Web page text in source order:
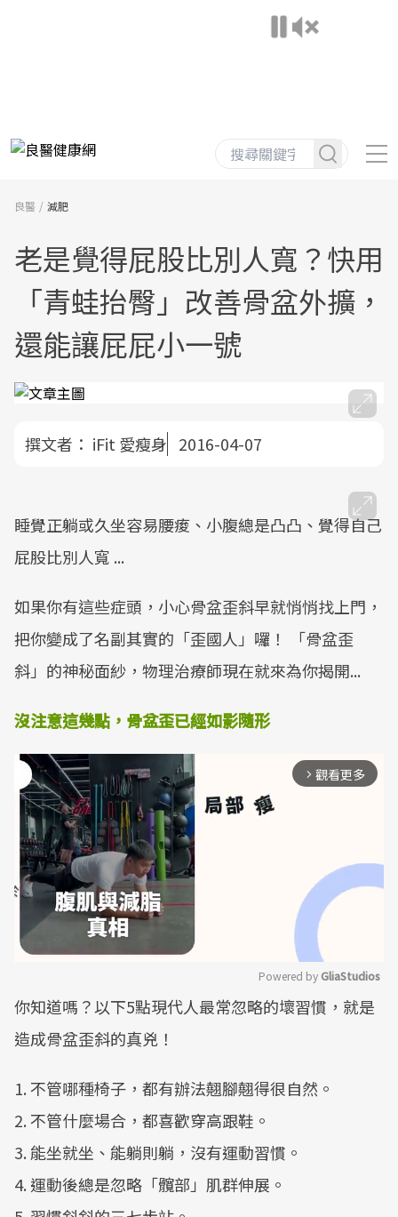
良醫 減肥
老是覺得屁股比別人寬？快用
「青蛙抬臀」改善骨盆外擴，
還能讓屁屁小一號
撰文者： iFit 愛瘦身 2016-04-07
睡覺正躺或​久坐容易腰痠、小腹總是凸凸、覺得自己
屁股比別人寬 ...
如果你有這些症頭，小心骨盆歪斜早就悄悄找上門，
把你變成了名副其實的「歪國人」囉！ 「骨盆歪
斜」的神秘面紗，物理治療師現在就來為你揭開...
沒注意這幾點，骨盆歪已經如影隨形
arrow_forward_ios 觀看更多
Mute
Powered by GliaStudios
你知道嗎？以下5點現代人最常忽略的壞習慣，就是
造成骨盆歪斜的真​兇！
1. 不管哪種椅子，都有辦法翹腳翹得很自然。
2. 不管什麼場合，都喜歡穿高跟鞋。
3. 能坐就坐​、​能躺則躺，沒有運動習慣。
4. 運動後總是忽略「​髖部​」​肌群伸展。